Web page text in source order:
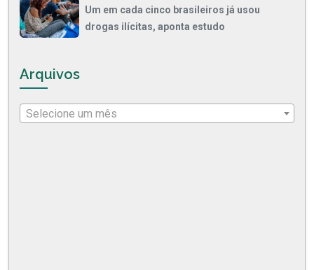
Um em cada cinco brasileiros já usou
drogas ilícitas, aponta estudo
Arquivos
Selecione um mês